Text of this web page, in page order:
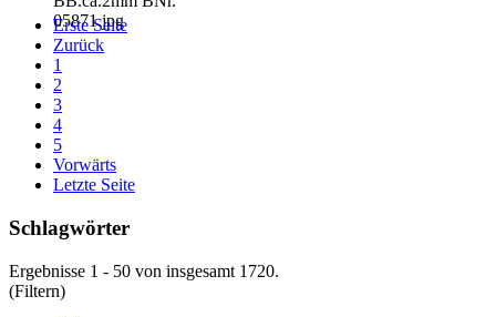
Erste Seite
Zurück
1
2
3
4
5
Vorwärts
Letzte Seite
Schlagwörter
Ergebnisse 1 - 50 von insgesamt 1720.
(Filtern)